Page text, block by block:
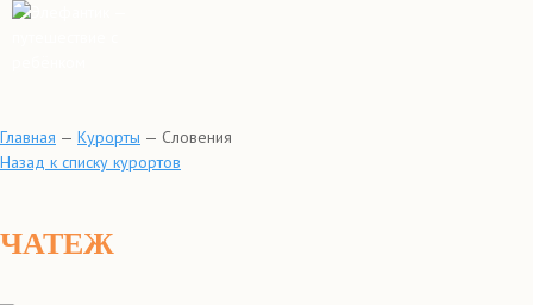
Главная — Курорты — Словения
Назад к списку курортов
ЧАТЕЖ